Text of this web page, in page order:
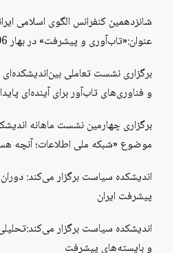
شانزدهمین کنفرانس الگوی اسلامی
عنوان:«تاب‌آوری و پیشرفت» در بهار 1406 برگزار می‌شود.
برگزاری نشست تعاملی
و فناوری‌های تاب‌آور برای آینده‌ای
برگزاری چهارمین نشست ماهانه
موضوع «شبکه ملی اطلاعات؛ آنچه
اندیشکده سیاست برگزار می‌کند:
پیشرفت ایران
اندیشکده سیاست برگزار
و بایسته‌های پیشرفت